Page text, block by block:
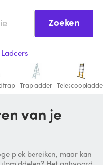
Zoeken
Ladders
Trapladder
plek bereiken, maar kan